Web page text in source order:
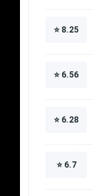
⭐ 8.25
⭐ 6.56
⭐ 6.28
⭐ 6.7